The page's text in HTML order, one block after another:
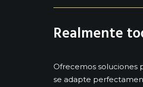
Realmente
Ofrecemos soluciones
se adapte